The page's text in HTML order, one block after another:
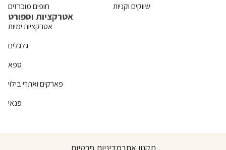
חופים מוכרזים
שווקים וקניות
אטרקציות וספורט
אטרקציות ימיות
גלגלים
ספא
פארקים ואתרי בילוי
פנאי
מדיניות פרטיותתקנון אתר